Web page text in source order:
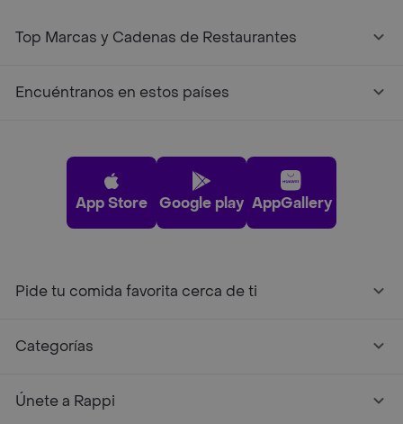
Top Marcas y Cadenas de Restaurantes
Encuéntranos en estos países
App Store Google play AppGallery
Pide tu comida favorita cerca de ti
Categorías
Únete a Rappi